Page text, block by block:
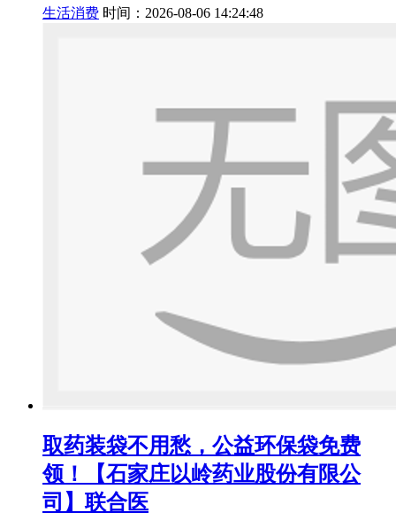
生活消费 时间：2026-08-06 14:24:48
取药装袋不用愁，公益环保袋免费
领！【石家庄以岭药业股份有限公
司】联合医